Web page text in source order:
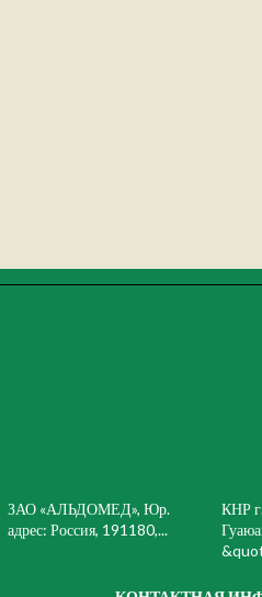
ЗАО «АЛЬДОМЕД», Юр.
адрес: Россия, 191180,...
КНР